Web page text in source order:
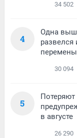
34 502
4
Одна
30 094
5
в августе
26 290